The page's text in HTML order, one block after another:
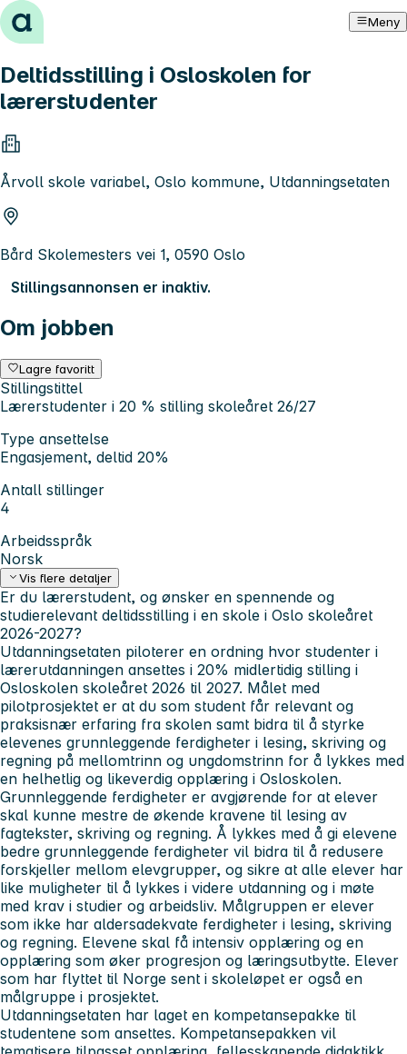
Hopp til innhold Meny
Deltidsstilling i Osloskolen for
lærerstudenter
Årvoll skole variabel, Oslo kommune, Utdanningsetaten
Bård Skolemesters vei 1, 0590 Oslo
Stillingsannonsen er inaktiv.
Om jobben
Lagre favoritt
Stillingstittel
Lærerstudenter i 20 % stilling skoleåret 26/27
Type ansettelse
Engasjement, deltid 20%
Antall stillinger
4
Arbeidsspråk
Norsk
Vis flere detaljer
Er du lærerstudent, og ønsker en spennende og
studierelevant deltidsstilling i en skole i Oslo skoleåret
2026-2027?
Utdanningsetaten piloterer en ordning hvor studenter i
lærerutdanningen ansettes i 20% midlertidig stilling i
Osloskolen skoleåret 2026 til 2027. Målet med
pilotprosjektet er at du som student får relevant og
praksisnær erfaring fra skolen samt bidra til å styrke
elevenes grunnleggende ferdigheter i lesing, skriving og
regning på mellomtrinn og ungdomstrinn for å lykkes med
en helhetlig og likeverdig opplæring i Osloskolen.
Grunnleggende ferdigheter er avgjørende for at elever
skal kunne mestre de økende kravene til lesing av
fagtekster, skriving og regning. Å lykkes med å gi elevene
bedre grunnleggende ferdigheter vil bidra til å redusere
forskjeller mellom elevgrupper, og sikre at alle elever har
like muligheter til å lykkes i videre utdanning og i møte
med krav i studier og arbeidsliv. Målgruppen er elever
som ikke har aldersadekvate ferdigheter i lesing, skriving
og regning. Elevene skal få intensiv opplæring og en
opplæring som øker progresjon og læringsutbytte. Elever
som har flyttet til Norge sent i skoleløpet er også en
målgruppe i prosjektet.
Utdanningsetaten har laget en kompetansepakke til
studentene som ansettes. Kompetansepakken vil